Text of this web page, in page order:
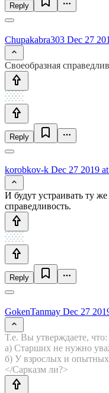
Reply
Chupakabra303 Dec 27
Своеобразная
Reply
korobkov-k Dec 27 2019
И будут устраивать ту
справедливость.
Reply
GokenTanmay Dec 27
Т.е. Вы утверждаете, что:
а) Старших не нужно
б) У взрослых и
</Сарказм ли?>